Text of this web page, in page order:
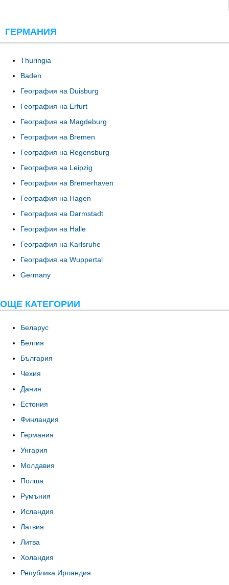
ГЕРМАНИЯ
Thuringia
Baden
География на Duisburg
География на Erfurt
География на Magdeburg
География на Bremen
География на Regensburg
География на Leipzig
География на Bremerhaven
География на Hagen
География на Darmstadt
География на Halle
География на Karlsruhe
География на Wuppertal
Germany
ОЩЕ КАТЕГОРИИ
Беларус
Белгия
България
Чехия
Дания
Естония
Финландия
Германия
Унгария
Молдавия
Полша
Румъния
Исландия
Латвия
Литва
Холандия
Република Ирландия